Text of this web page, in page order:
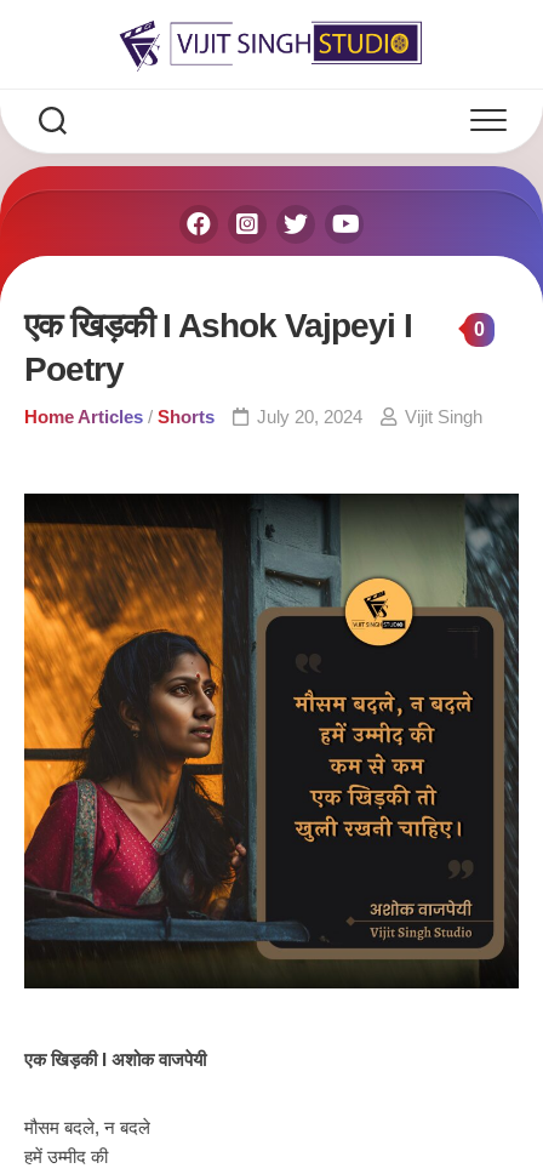
एक खिड़की I Ashok Vajpeyi I
Poetry
Home Articles / Shorts July 20, 2024 Vijit Singh
0
एक खिड़की I अशोक वाजपेयी
मौसम बदले, न बदले
हमें उम्मीद की